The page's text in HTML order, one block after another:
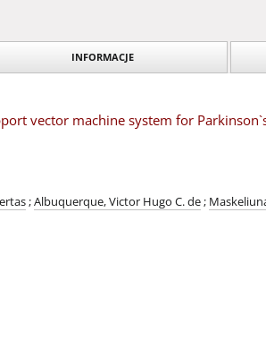
INFORMACJE
vector machine system for
;Albuquerque, Victor Hugo C. de;